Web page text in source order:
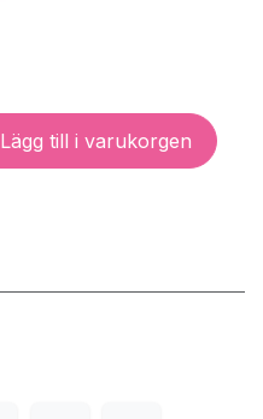
Lägg till i varukorgen